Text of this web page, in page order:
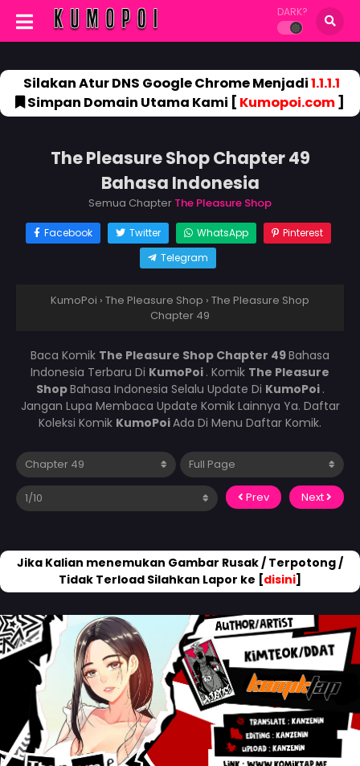
DARK?
Silakan Atur DNS Google Chrome Menjadi1.1.1.1
Simpan Domain Utama Kami [ Kumopoi.com]
The Pleasure Shop Chapter 49
Bahasa Indonesia
Semua Chapter The Pleasure Shop
Facebook Twitter WhatsApp
Pinterest
Telegram
KumoPoi › The Pleasure Shop › The Pleasure Shop
Chapter 49
Baca Komik The Pleasure Shop Chapter 49Bahasa
Indonesia Terbaru Di KumoPoi . Komik The Pleasure
ShopBahasa Indonesia Selalu Update Di KumoPoi .
Jangan Lupa Membaca Update Komik Lainnya Ya. Daftar
Koleksi Komik KumoPoiAda Di Menu Daftar Komik.
Prev Next
Jika Kalian menemukan Gambar Rusak / Terpotong /
Tidak Terload Silahkan Lapor ke [disini]